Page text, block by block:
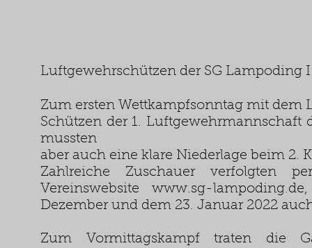
Luftgewehrschützen der SG Lampoding
Zum ersten Wettkampfsonntag mit dem
Schützen der 1. Luftgewehrmannschaft
mussten
aber auch eine klare Niederlage beim 2.
Zahlreiche Zuschauer verfolgten
Vereinswebsite www.sg-lampoding.de
Dezember und dem 23. Januar 2022
Zum Vormittagskampf traten die